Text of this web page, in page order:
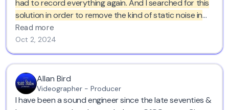
had to record everything again. And I searched for this
solution in order to remove the kind of static noise in
the background. And this saved like half a day of work.
So yeah, I totally recommend it. I loved it too.
Read more
Oct 2, 2024
Allan Bird
Videographer - Producer
I have been a sound engineer since the late seventies &